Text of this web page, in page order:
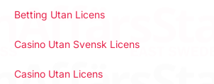
Betting Utan Licens
Casino Utan Svensk Licens
Casino Utan Licens